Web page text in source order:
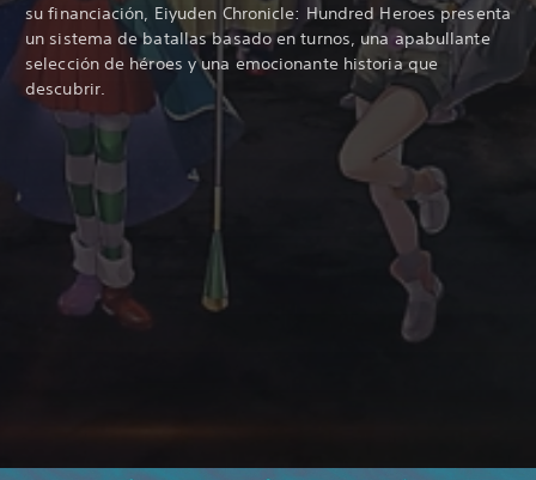
su financiación, Eiyuden Chronicle: Hundred Heroes presenta
un sistema de batallas basado en turnos, una apabullante
selección de héroes y una emocionante historia que
descubrir.